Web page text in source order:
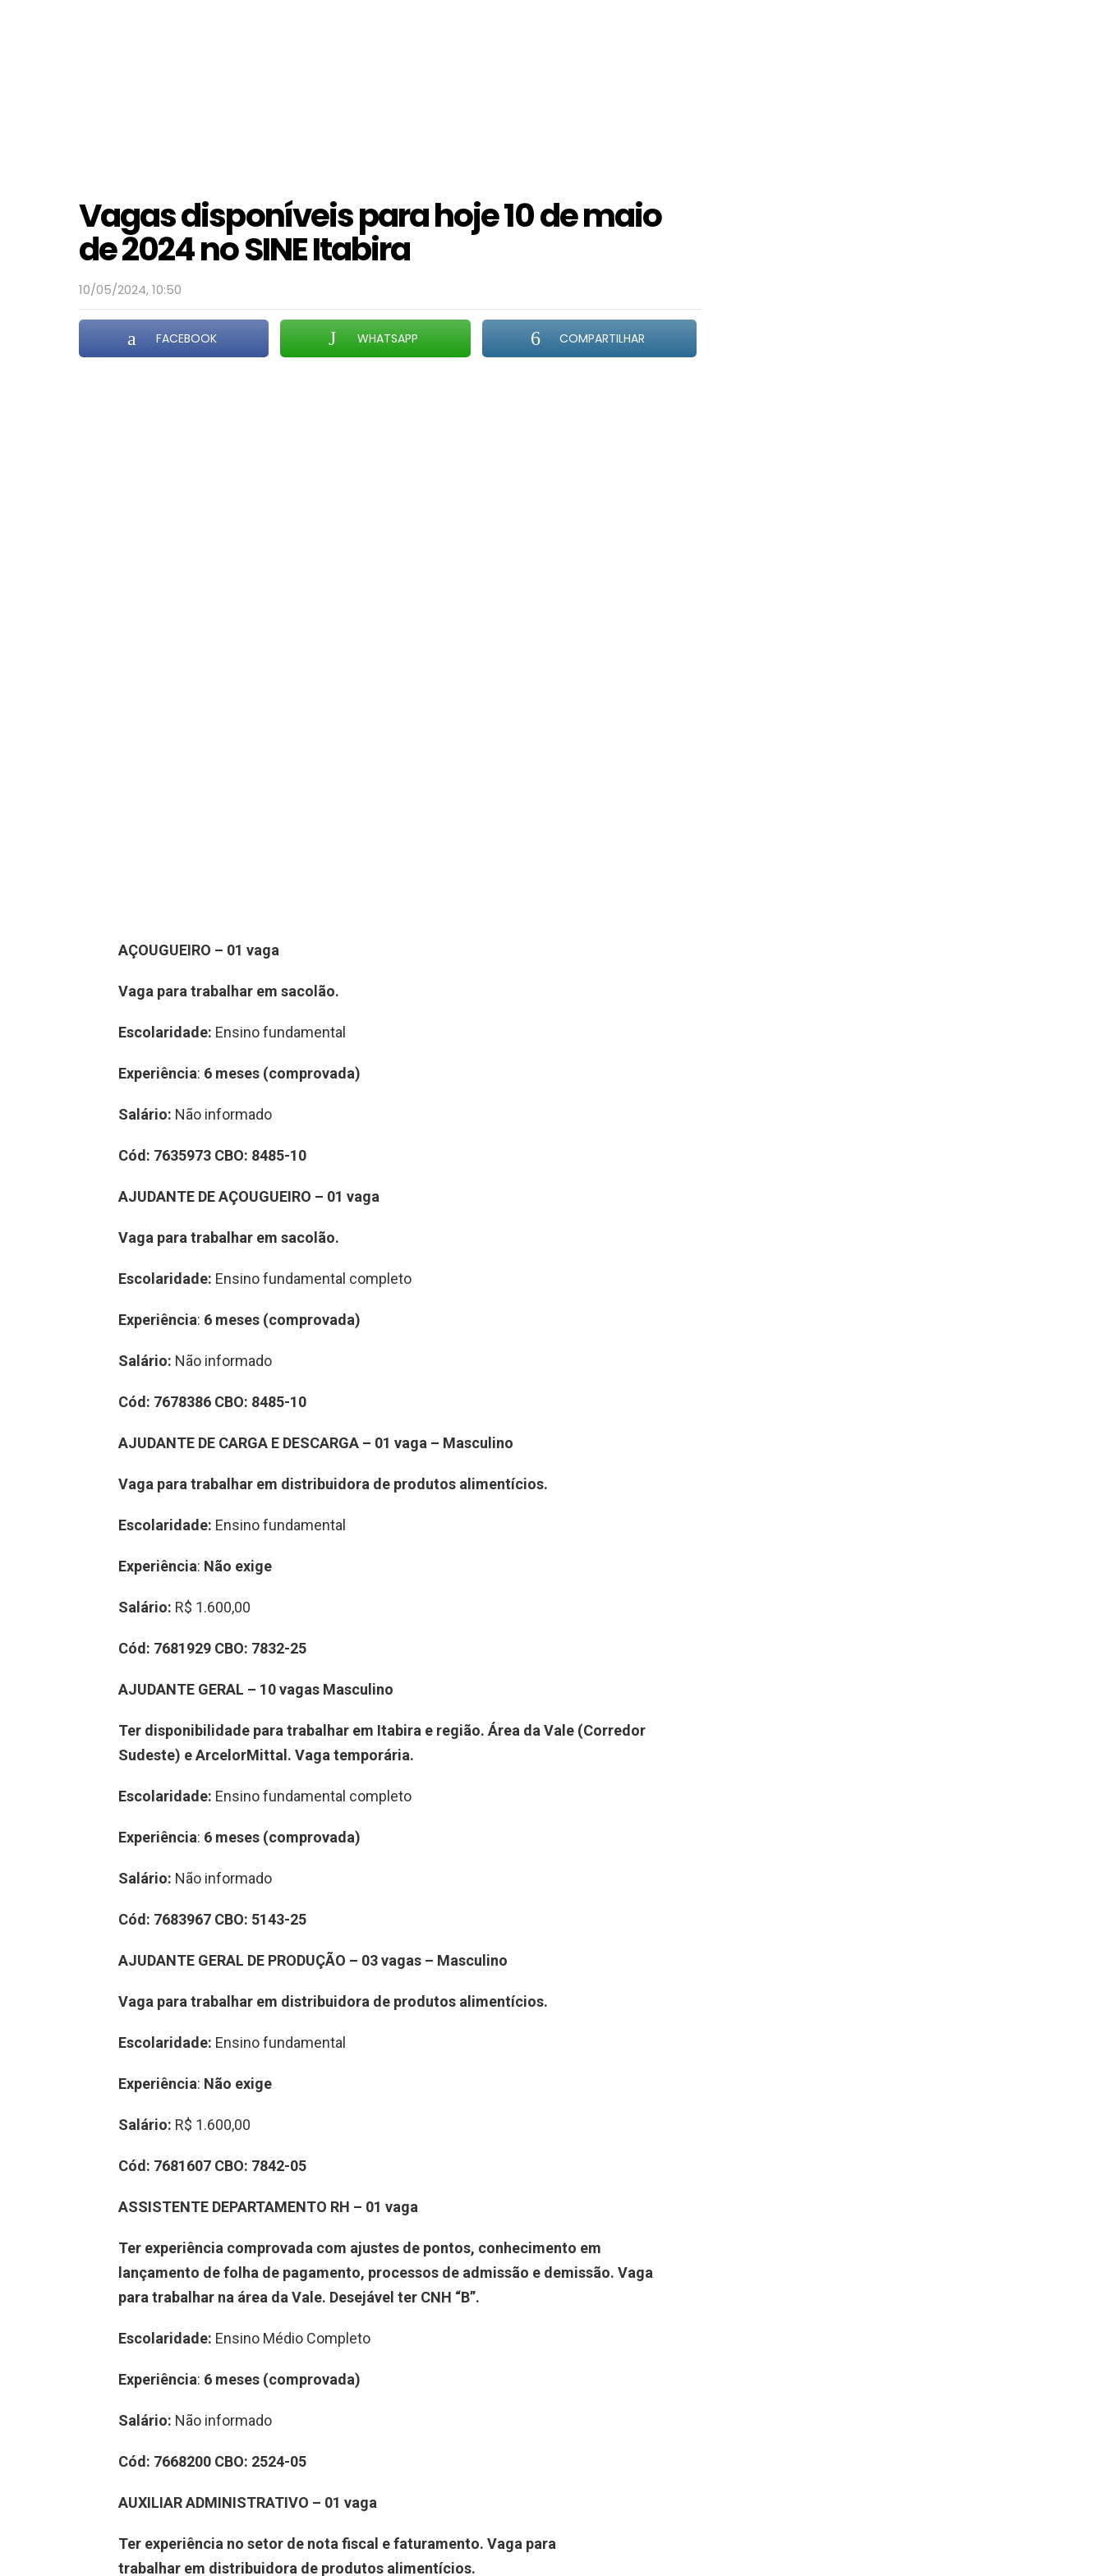
Vagas disponíveis para hoje 10 de maio
de 2024 no SINE Itabira
10/05/2024, 10:50
FACEBOOK WHATSAPP COMPARTILHAR
AÇOUGUEIRO – 01 vaga
Vaga para trabalhar em sacolão.
Escolaridade: Ensino fundamental
Experiência: 6 meses (comprovada)
Salário: Não informado
Cód: 7635973 CBO: 8485-10
AJUDANTE DE AÇOUGUEIRO – 01 vaga
Vaga para trabalhar em sacolão.
Escolaridade: Ensino fundamental completo
Experiência: 6 meses (comprovada)
Salário: Não informado
Cód: 7678386 CBO: 8485-10
AJUDANTE DE CARGA E DESCARGA – 01 vaga – Masculino
Vaga para trabalhar em distribuidora de produtos alimentícios.
Escolaridade: Ensino fundamental
Experiência: Não exige
Salário: R$ 1.600,00
Cód: 7681929 CBO: 7832-25
AJUDANTE GERAL – 10vagas Masculino
Ter disponibilidade para trabalhar em Itabira e região. Área da Vale (Corredor
Sudeste) e ArcelorMittal . Vaga temporária.
Escolaridade: Ensino fundamental completo
Experiência: 6 meses (comprovada)
Salário: Não informado
Cód: 7683967 CBO: 5143-25
AJUDANTE GERAL DE PRODUÇÃO – 03vagas – Masculino
Vaga para trabalhar em distribuidora de produtos alimentícios.
Escolaridade: Ensino fundamental
Experiência: Não exige
Salário: R$ 1.600,00
Cód: 7681607 CBO: 7842-05
ASSISTENTE DEPARTAMENTO RH – 01 vaga
Ter experiência comprovada com ajustes de pontos, conhecimento em
lançamento de folha de pagamento, processos de admissão e demissão. Vaga
para trabalhar na área da Vale. Desejável ter CNH “B”.
Escolaridade: Ensino Médio Completo
Experiência: 6 meses (comprovada)
Salário: Não informado
Cód: 7668200 CBO: 2524-05
AUXILIAR ADMINISTRATIVO – 01 vaga
Ter experiência no setor de nota fiscal e faturamento. Vaga para
trabalhar em distribuidora de produtos alimentícios.